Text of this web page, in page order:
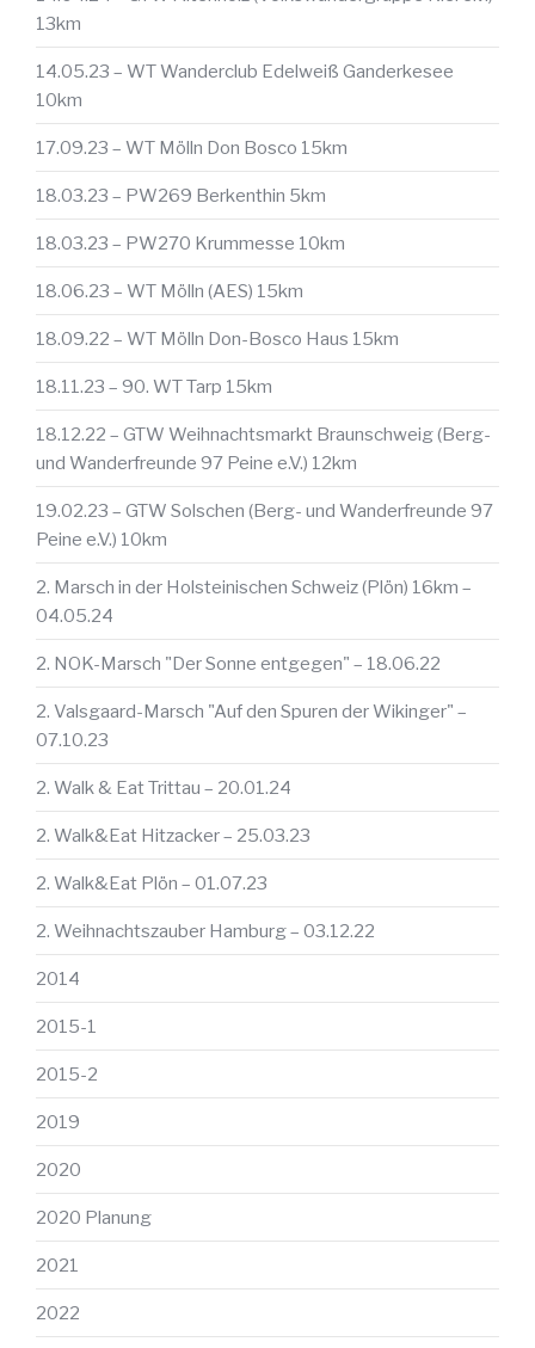
13km
14.05.23 – WT Wanderclub Edelweiß Ganderkesee
10km
17.09.23 – WT Mölln Don Bosco 15km
18.03.23 – PW269 Berkenthin 5km
18.03.23 – PW270 Krummesse 10km
18.06.23 – WT Mölln (AES) 15km
18.09.22 – WT Mölln Don-Bosco Haus 15km
18.11.23 – 90. WT Tarp 15km
18.12.22 – GTW Weihnachtsmarkt Braunschweig (Berg-
und Wanderfreunde 97 Peine e.V.) 12km
19.02.23 – GTW Solschen (Berg- und Wanderfreunde 97
Peine e.V.) 10km
2. Marsch in der Holsteinischen Schweiz (Plön) 16km –
04.05.24
2. NOK-Marsch "Der Sonne entgegen" – 18.06.22
2. Valsgaard-Marsch "Auf den Spuren der Wikinger" –
07.10.23
2. Walk & Eat Trittau – 20.01.24
2. Walk&Eat Hitzacker – 25.03.23
2. Walk&Eat Plön – 01.07.23
2. Weihnachtszauber Hamburg – 03.12.22
2014
2015-1
2015-2
2019
2020
2020 Planung
2021
2022